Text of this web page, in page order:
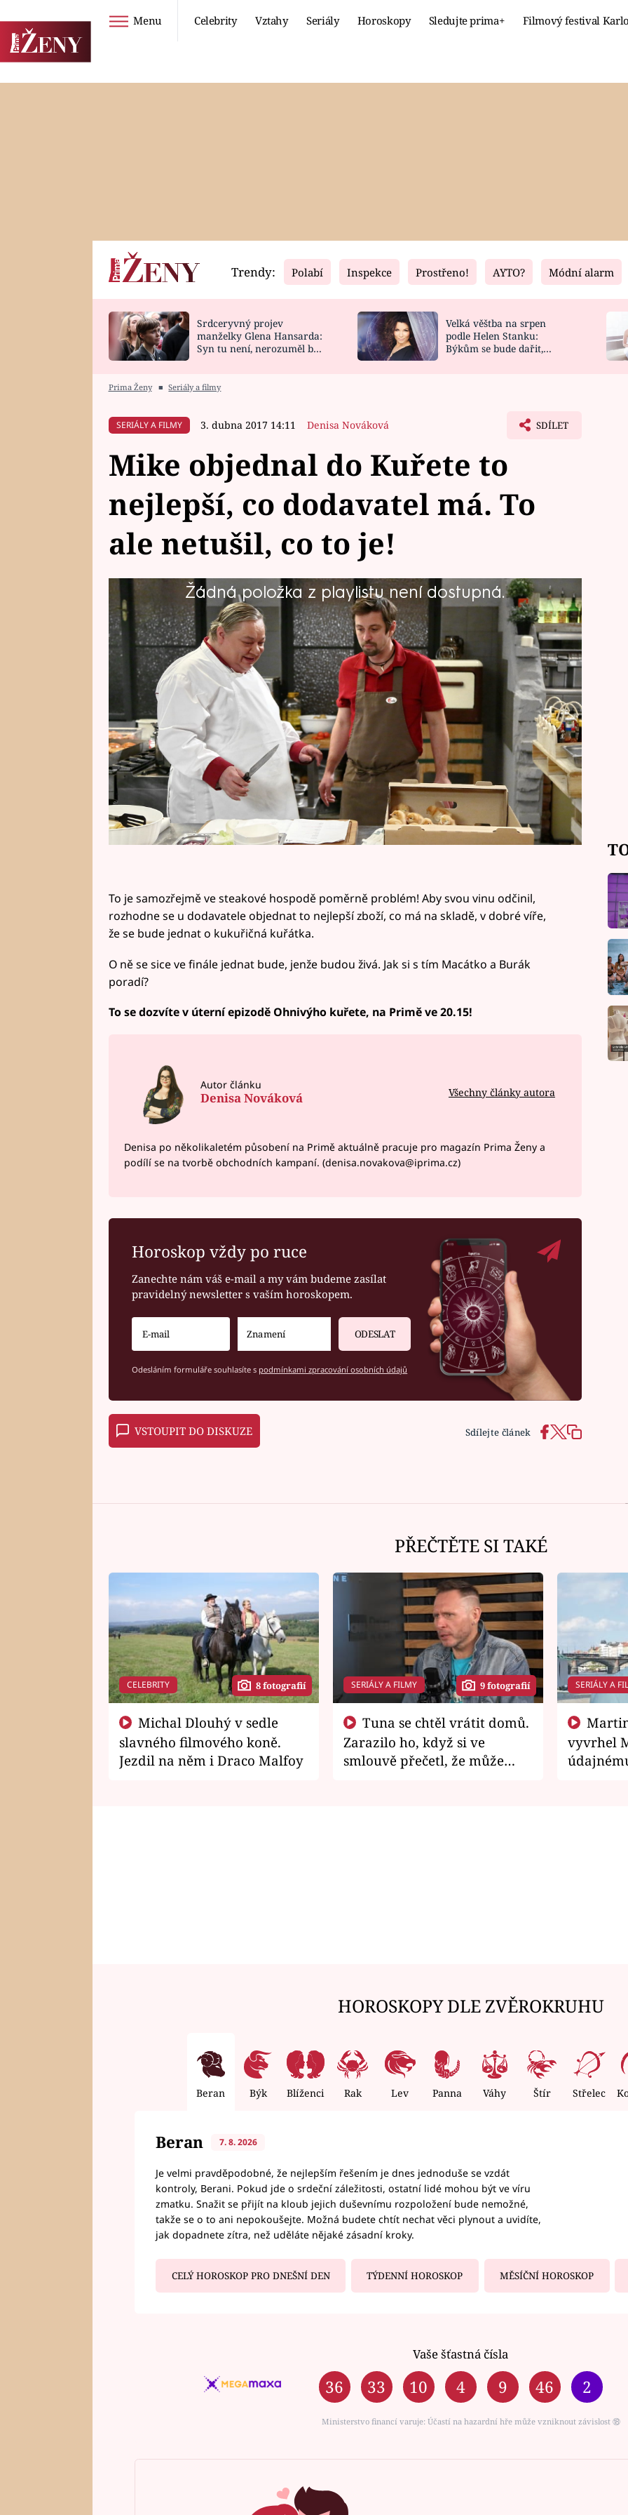
Menu Celebrity Vztahy Seriály Horoskopy Sledujte prima+ Filmový festival
Horoskopy
HOROSKOP NA
Video
CELEBRITY
VAŘENÍ
Fresh
NOVINKY
VIDEORECEPTY
Living
DESIGN
Trendy: Polabí Inspekce Prostřeno! AYTO? Módní alarm
Srdceryvný projev
manželky Glena Hansarda:
Syn tu není, nerozuměl by
Velká věštba na srpen
podle Helen Stanku:
Býkům se bude dařit,
Prima Ženy ■ Seriály a filmy
SERIÁLY A FILMY 3. dubna 2017 14:11 Denisa Nováková SDÍLET
Mike objednal do Kuřete to
nejlepší, co dodavatel má. To
ale netušil, co to je!
Žádná položka z playlistu není dostupná.
Mike trošku ztíží Burákovi a Macátkovi práci v Ohnivým kuřeti. Shodou
špatných náhod totiž dojde k tomu, že zruší Burákovu objednávku
masa na steaky.
To je samozřejmě ve steakové hospodě poměrně problém! Aby svou vinu odčinil,
rozhodne se u dodavatele objednat to nejlepší zboží, co má na skladě, v dobré víře,
že se bude jednat o kukuřičná kuřátka.
O ně se sice ve finále jednat bude, jenže budou živá. Jak si s tím Macátko a Burák
poradí?
To se dozvíte v úterní epizodě Ohnivýho kuřete, na Primě ve 20.15!
Autor článku
Denisa Nováková Všechny články autora
Denisa po několikaletém působení na Primě aktuálně pracuje pro magazín Prima Ženy a
podílí se na tvorbě obchodních kampaní. (denisa.novakova@iprima.cz)
Horoskop vždy po ruce
Zanechte nám váš e-mail a my vám budeme zasílat
pravidelný newsletter s vaším horoskopem.
ODESLAT
Odesláním formuláře souhlasíte s podmínkami zpracování osobních údajů
VSTOUPIT DO DISKUZE Sdílejte článek
PŘEČTĚTE SI TAKÉ
CELEBRITY 8 fotografií
slavného filmového koně.
Jezdil na něm i Draco Malfoy
SERIÁLY A FILMY 9 fotografií
Zarazilo ho, když si ve
smlouvě přečetl, že může
SERIÁLY A
vyvrhel
HOROSKOPY DLE ZVĚROKRUHU
Beran Býk Blíženci Rak Lev Panna Váhy Štír Střelec
Beran 7. 8. 2026
Je velmi pravděpodobné, že nejlepším řešením je dnes jednoduše se vzdát
kontroly, Berani. Pokud jde o srdeční záležitosti, ostatní lidé mohou být ve víru
zmatku. Snažit se přijít na kloub jejich duševnímu rozpoložení bude nemožné,
takže se o to ani nepokoušejte. Možná budete chtít nechat věci plynout a uvidíte,
jak dopadnete zítra, než uděláte nějaké zásadní kroky.
CELÝ HOROSKOP PRO DNEŠNÍ DEN TÝDENNÍ HOROSKOP MĚSÍČNÍ HOROSKOP
Vaše šťastná čísla
36 33 10 4 9 46 2
Ministerstvo financí varuje: Účastí na hazardní hře může vzniknout závislost ⑱